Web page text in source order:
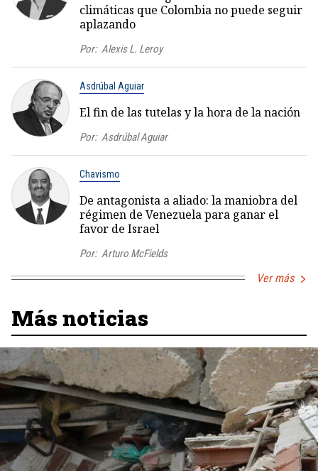
climáticas que Colombia no puede seguir
aplazando
Por: Alexis L. Leroy
Asdrúbal Aguiar
El fin de las tutelas y la hora de la nación
Por: Asdrúbal Aguiar
Chavismo
De antagonista a aliado: la maniobra del
régimen de Venezuela para ganar el
favor de Israel
Por: Arturo McFields
Ver más
Más noticias